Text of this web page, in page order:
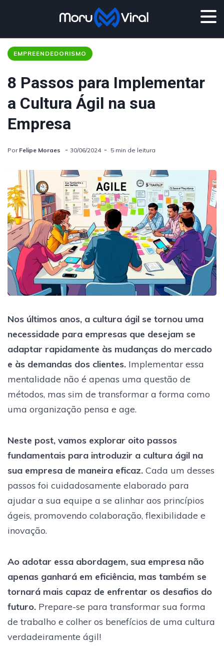
EMPREENDEDORISMO
8 Passos para Implementar
a Cultura Ágil na sua
Empresa
Por Felipe Moraes 30/06/2024 5 min de leitura
Nos últimos anos, a cultura ágil se tornou uma
necessidade para empresas que desejam se
adaptar rapidamente às mudanças do mercado
e às demandas dos clientes. Implementar essa
mentalidade não é apenas uma questão de
métodos, mas sim de transformar a forma como
uma organização pensa e age.
Neste post, vamos explorar oito passos
fundamentais para introduzir a cultura ágil na
sua empresa de maneira eficaz. Cada um desses
passos foi cuidadosamente elaborado para
ajudar a sua equipe a se alinhar aos princípios
ágeis, promovendo colaboração, flexibilidade e
inovação.
Ao adotar essa abordagem, sua empresa não
apenas ganhará em eficiência, mas também se
tornará mais capaz de enfrentar os desafios do
futuro. Prepare-se para transformar sua forma
de trabalho e colher os benefícios de uma cultura
verdadeiramente ágil!